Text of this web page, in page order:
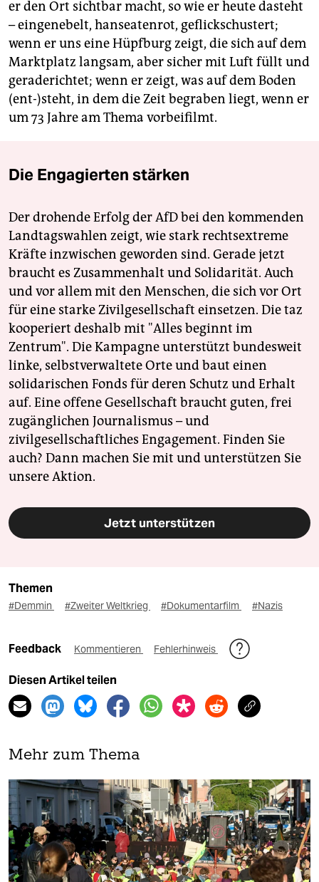
er den Ort sichtbar macht, so wie er heute dasteht
– eingenebelt, hanseatenrot, geflickschustert;
wenn er uns eine Hüpfburg zeigt, die sich auf dem
Marktplatz langsam, aber sicher mit Luft füllt und
geraderichtet; wenn er zeigt, was auf dem Boden
(ent-)steht, in dem die Zeit begraben liegt, wenn er
um 73 Jahre am Thema vorbeifilmt.
Die Engagierten stärken
Der drohende Erfolg der AfD bei den kommenden
Landtagswahlen zeigt, wie stark rechtsextreme
Kräfte inzwischen geworden sind. Gerade jetzt
braucht es Zusammenhalt und Solidarität. Auch
und vor allem mit den Menschen, die sich vor Ort
für eine starke Zivilgesellschaft einsetzen. Die taz
kooperiert deshalb mit "Alles beginnt im
Zentrum". Die Kampagne unterstützt bundesweit
linke, selbstverwaltete Orte und baut einen
solidarischen Fonds für deren Schutz und Erhalt
auf. Eine offene Gesellschaft braucht guten, frei
zugänglichen Journalismus – und
zivilgesellschaftliches Engagement. Finden Sie
auch? Dann machen Sie mit und unterstützen Sie
unsere Aktion.
Jetzt unterstützen
Themen
#Demmin #Zweiter Weltkrieg #Dokumentarfilm #Nazis
Feedback Kommentieren Fehlerhinweis
Diesen Artikel teilen
Mehr zum Thema